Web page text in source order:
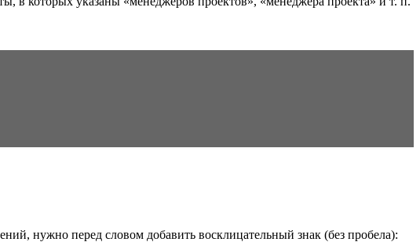
нужно перед словом добавить восклицательный знак (без пробела):